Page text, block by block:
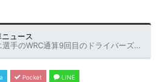
ニュース
ン獲得を祝うGRヤリスの特別仕様車「GRヤリス Sébastien Ogier 9x World Champion Edition」のプロトタイプが公開
Pocket LINE